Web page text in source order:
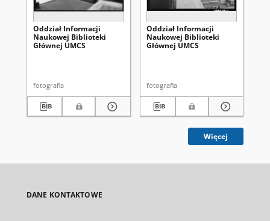
Oddział Informacji
Naukowej Biblioteki
Głównej UMCS
fotografia
Oddział Informacji
Naukowej Biblioteki
Głównej UMCS
fotografia
Więcej
DANE KONTAKTOWE